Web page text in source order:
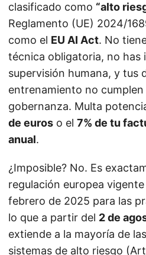
clasificado como “alto
Reglamento (UE) 2024/
como el EU AI Act. No
técnica obligatoria, no has
supervisión humana, y tus
entrenamiento no
gobernanza. Multa
de euros o el 7% de tu
anual.
¿Imposible? No. Es
regulación europea
febrero de 2025 para las
lo que a partir del 2 de
extiende a la mayoría de
sistemas de alto riesgo (